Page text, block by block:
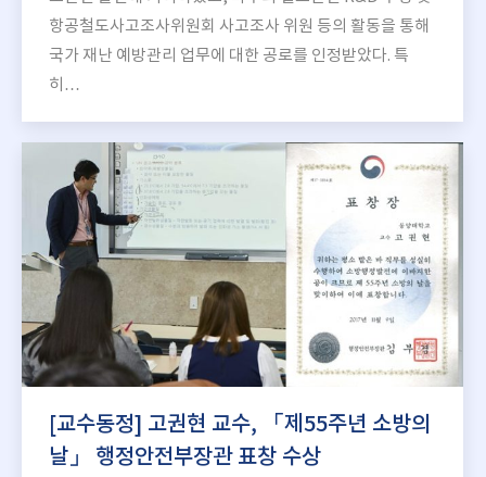
항공철도사고조사위원회 사고조사 위원 등의 활동을 통해
국가 재난 예방관리 업무에 대한 공로를 인정받았다. 특
히…
[교수동정] 고권현 교수, 「제55주년 소방의
날」 행정안전부장관 표창 수상